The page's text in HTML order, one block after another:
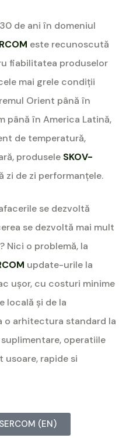
de ani în domeniul
este recunoscută
fiabilitatea produselor
mai grele condiții
Orient până în
până în America Latină,
de temperatură,
produsele SKOV-
zi de zi performanțele.
se dezvoltă
se dezvoltă mai mult
Nici o problemă, la
update-urile la
ușor, cu costuri minime
locală și de la
o arhitectura standard la
operatiile
usoare, rapide si
(EN)